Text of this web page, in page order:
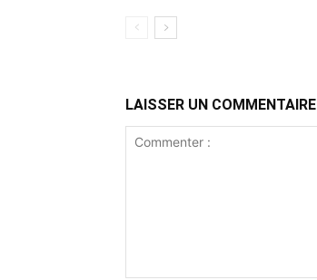
LAISSER UN COMMENTAIRE